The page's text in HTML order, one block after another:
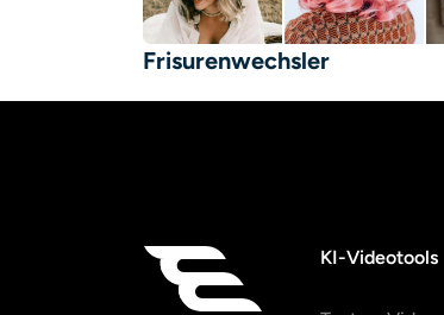
Frisurenwechsler
KI-Videotools